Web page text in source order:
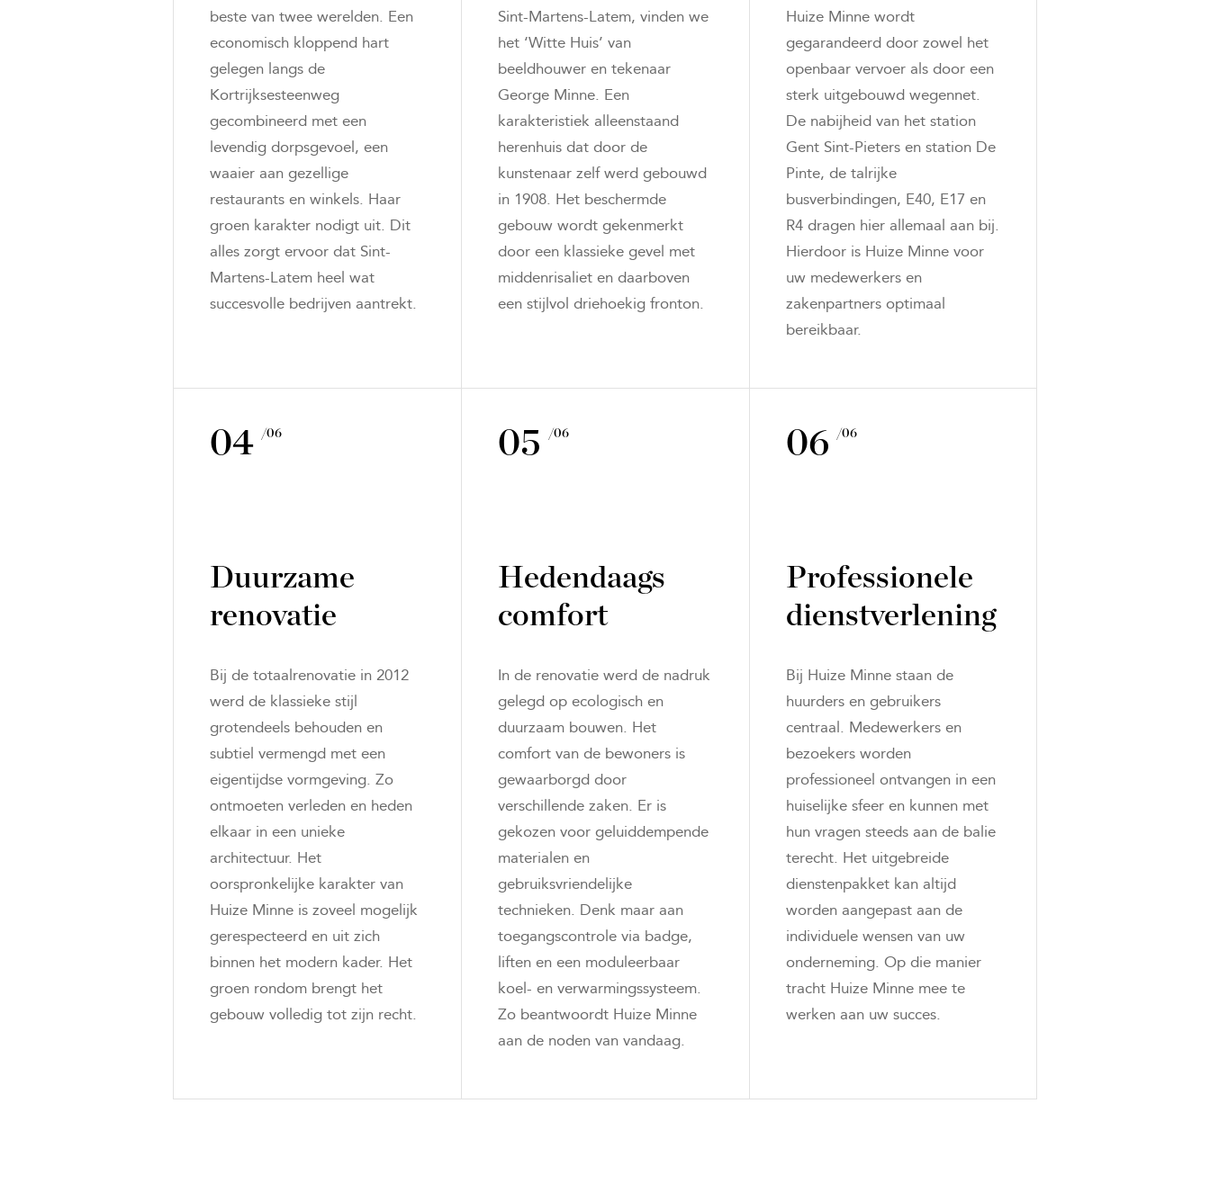
beste van twee werelden. Een
economisch kloppend hart
gelegen langs de
Kortrijksesteenweg
gecombineerd met een
levendig dorpsgevoel, een
waaier aan gezellige
restaurants en winkels. Haar
groen karakter nodigt uit. Dit
alles zorgt ervoor dat Sint-
Martens-Latem heel wat
succesvolle bedrijven aantrekt.
Sint-Martens-Latem, vinden we
het ‘Witte Huis’ van
beeldhouwer en tekenaar
George Minne. Een
karakteristiek alleenstaand
herenhuis dat door de
kunstenaar zelf werd gebouwd
in 1908. Het beschermde
gebouw wordt gekenmerkt
door een klassieke gevel met
middenrisaliet en daarboven
een stijlvol driehoekig fronton.
Huize Minne wordt
gegarandeerd door zowel het
openbaar vervoer als door een
sterk uitgebouwd wegennet.
De nabijheid van het station
Gent Sint-Pieters en station De
Pinte, de talrijke
busverbindingen, E40, E17 en
R4 dragen hier allemaal aan bij.
Hierdoor is Huize Minne voor
uw medewerkers en
zakenpartners optimaal
bereikbaar.
04 /06
Duurzame
renovatie
Bij de totaalrenovatie in 2012
werd de klassieke stijl
grotendeels behouden en
subtiel vermengd met een
eigentijdse vormgeving. Zo
ontmoeten verleden en heden
elkaar in een unieke
architectuur. Het
oorspronkelijke karakter van
Huize Minne is zoveel mogelijk
gerespecteerd en uit zich
binnen het modern kader. Het
groen rondom brengt het
gebouw volledig tot zijn recht.
05 /06
Hedendaags
comfort
In de renovatie werd de nadruk
gelegd op ecologisch en
duurzaam bouwen. Het
comfort van de bewoners is
gewaarborgd door
verschillende zaken. Er is
gekozen voor geluiddempende
materialen en
gebruiksvriendelijke
technieken. Denk maar aan
toegangscontrole via badge,
liften en een moduleerbaar
koel- en verwarmingssysteem.
Zo beantwoordt Huize Minne
aan de noden van vandaag.
06 /06
Professionele
dienstverlening
Bij Huize Minne staan de
huurders en gebruikers
centraal. Medewerkers en
bezoekers worden
professioneel ontvangen in een
huiselijke sfeer en kunnen met
hun vragen steeds aan de balie
terecht. Het uitgebreide
dienstenpakket kan altijd
worden aangepast aan de
individuele wensen van uw
onderneming. Op die manier
tracht Huize Minne mee te
werken aan uw succes.